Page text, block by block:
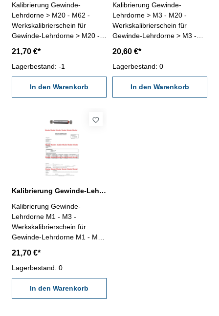
Kalibrierung Gewinde-
Lehrdorne > M20 - M62 -
Werkskalibrierschein für
Gewinde-Lehrdorne > M20 -
Gewindelehrdorne mit
Regelgewinde / Feingewinde -
erstellt durch ein
Kalibrierlabor- nach den
gültigen Vorschriften von
Werksnormen
21,70 €*
Lagerbestand: -1
In den Warenkorb
Kalibrierung Gewinde-
Lehrdorne > M3 - M20 -
Werkskalibrierschein für
Gewinde-Lehrdorne > M3 -
Gewindelehrdorne mit
Regelgewinde / Feingewinde -
erstellt durch ein
Kalibrierlabor- nach den
gültigen Vorschriften von
20,60 €*
Lagerbestand: 0
In den Warenkorb
Kalibrierung Gewinde-Lehrdorne M1 - M3 6H
Kalibrierung Gewinde-
Lehrdorne M1 - M3 -
Werkskalibrierschein für
Gewinde-Lehrdorne M1 - M3,
Gewindelehrdorne mit
Regelgewinde / Feingewinde -
erstellt durch ein
Kalibrierlabor- nach den
gültigen Vorschriften von
21,70 €*
Lagerbestand: 0
In den Warenkorb